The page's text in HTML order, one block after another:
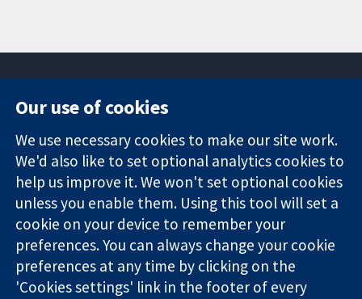
Trusted
evidence.
Informed
decisions.
Better health.
Square
London
W1G 0AN
영국
News
Press office
About us
작업
Cochrane
Library
The Cochrane Collaboration is a charity (no. 1045921) and a
Our use of cookies
We use necessary cookies to make our site work.
We'd also like to set optional analytics cookies to
help us improve it. We won't set optional cookies
unless you enable them. Using this tool will set a
cookie on your device to remember your
preferences. You can always change your cookie
preferences at any time by clicking on the
'Cookies settings' link in the footer of every